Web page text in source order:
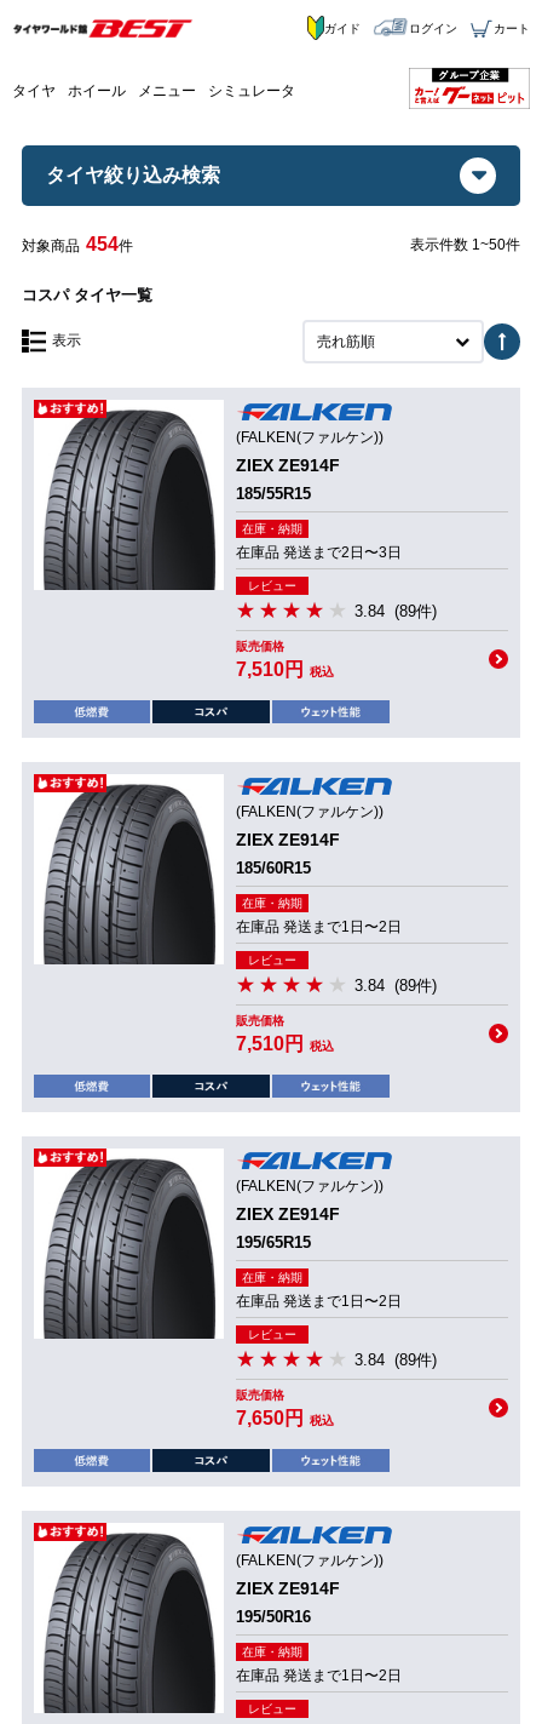
タイヤ ホイール メニュー シミュレータ
ガイド ログイン カート
タイヤ絞り込み検索
対象商品 454件 表示件数 1~50件
コスパ タイヤ一覧
表示 売れ筋順
(FALKEN(ファルケン))
ZIEX ZE914F
185/55R15
在庫・納期
在庫品 発送まで2日〜3日
レビュー
3.84 (89件)
販売価格
7,510円 税込
(FALKEN(ファルケン))
ZIEX ZE914F
185/60R15
在庫・納期
在庫品 発送まで1日〜2日
レビュー
3.84 (89件)
販売価格
7,510円 税込
(FALKEN(ファルケン))
ZIEX ZE914F
195/65R15
在庫・納期
在庫品 発送まで1日〜2日
レビュー
3.84 (89件)
販売価格
7,650円 税込
(FALKEN(ファルケン))
ZIEX ZE914F
195/50R16
在庫・納期
在庫品 発送まで1日〜2日
レビュー